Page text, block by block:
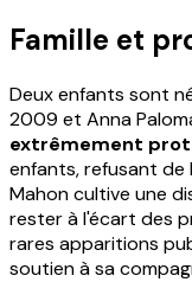
Famille et
Deux enfants sont
2009 et Anna
extrêmement
enfants, refusant de
Mahon cultive une
rester à l'écart des
rares apparitions
soutien à sa